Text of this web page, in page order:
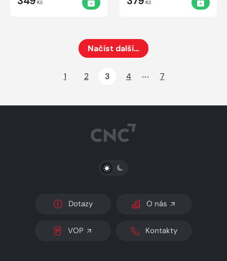
Kč Kč
Načíst další…
1
2 3 4 7
PŘEPNOUT SVĚTLÝ/TMAVÝ REŽIM
Dotazy O nás
VOP Kontakty